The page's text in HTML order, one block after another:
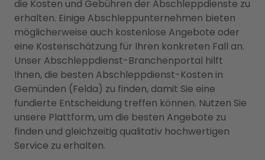
die Kosten und Gebühren der Abschleppdienste zu
erhalten. Einige Abschleppunternehmen bieten
möglicherweise auch kostenlose Angebote oder
eine Kostenschätzung für Ihren konkreten Fall an.
Unser Abschleppdienst-Branchenportal hilft
Ihnen, die besten Abschleppdienst-Kosten in
Gemünden (Felda) zu finden, damit Sie eine
fundierte Entscheidung treffen können. Nutzen Sie
unsere Plattform, um die besten Angebote zu
finden und gleichzeitig qualitativ hochwertigen
Service zu erhalten.